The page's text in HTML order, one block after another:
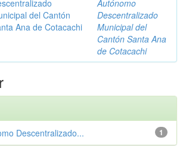
del Cantón
Ana de Cotacachi
Autónomo
Descentralizado
Municipal del
Cantón Santa Ana
de Cotacachi
1
Descentralizado...